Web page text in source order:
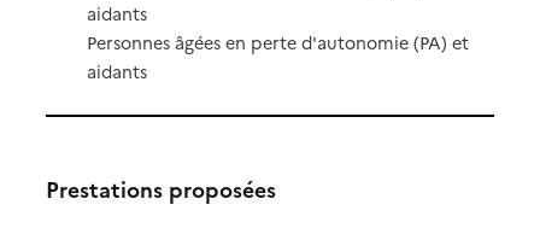
aidants
Personnes âgées en perte d'autonomie (PA) et
aidants
Prestations proposées